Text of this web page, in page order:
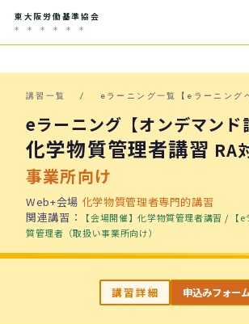
東大阪労働基準協会
* * * * * *
講習一覧 / eラーニング一覧【eラーニング
eラーニング【オンデマン
化学物質管理者講習 RA
事業所向け
Web+会場 化学物質管理者専門的講習
関連講習：
【会場開催】化学物質管理者講習 /
【
質管理者（取扱い事業所向け）
講 習 詳 細 申込みフォー